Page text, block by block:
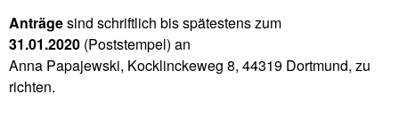
Anträgesind schriftlich bis spätestens zum
31.01.2020 (Poststempel) an
Anna Papajewski, Kocklinckeweg 8, 44319 Dortmund, zu
richten.